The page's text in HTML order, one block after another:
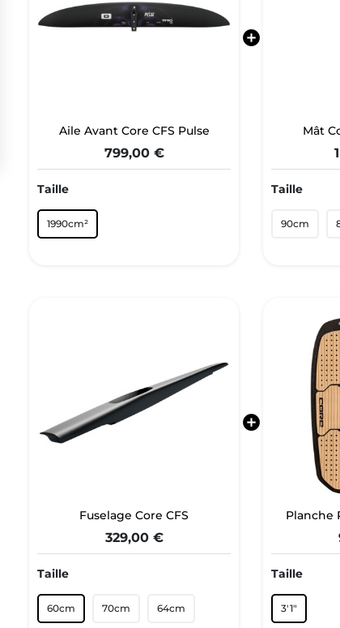
Aile Avant Core CFS Pulse
799,00 €
Taille
1990cm²
Mât
Taille
90cm
Fuselage Core CFS
329,00 €
Taille
60cm 70cm 64cm
Planche
Taille
3'1"